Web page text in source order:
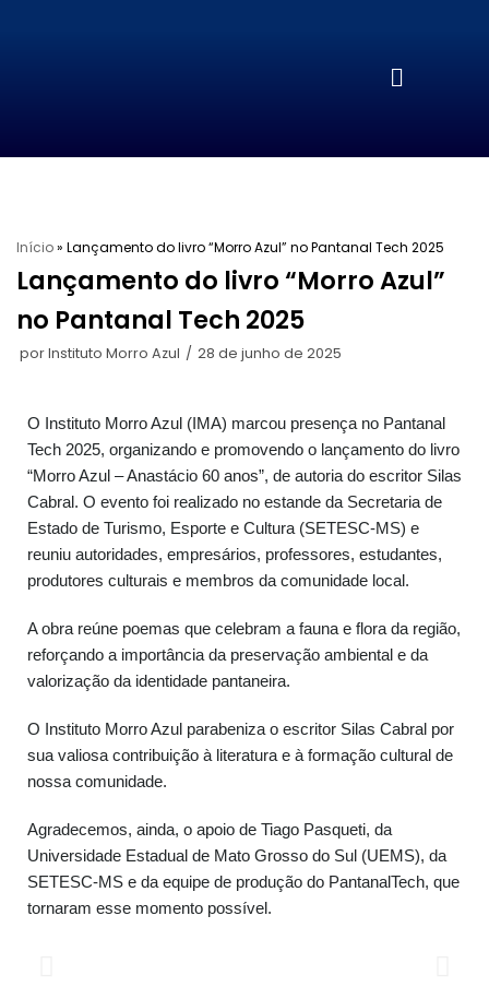
Início» Lançamento do livro “Morro Azul” no Pantanal Tech 2025
Lançamento do livro “Morro Azul”
no Pantanal Tech 2025
porInstituto Morro Azul 28 de junho de 2025
O Instituto Morro Azul (IMA) marcou presença no Pantanal
Tech 2025, organizando e promovendo o lançamento do livro
“Morro Azul – Anastácio 60 anos”, de autoria do escritor Silas
Cabral. O evento foi realizado no estande da Secretaria de
Estado de Turismo, Esporte e Cultura (SETESC-MS) e
reuniu autoridades, empresários, professores, estudantes,
produtores culturais e membros da comunidade local.
A obra reúne poemas que celebram a fauna e flora da região,
reforçando a importância da preservação ambiental e da
valorização da identidade pantaneira.
O Instituto Morro Azul parabeniza o escritor Silas Cabral por
sua valiosa contribuição à literatura e à formação cultural de
nossa comunidade.
Agradecemos, ainda, o apoio de Tiago Pasqueti, da
Universidade Estadual de Mato Grosso do Sul (UEMS), da
SETESC-MS e da equipe de produção do PantanalTech, que
tornaram esse momento possível.